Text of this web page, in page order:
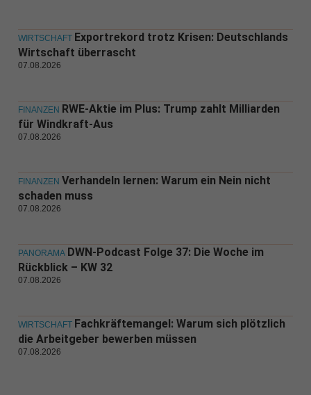
WIRTSCHAFT Exportrekord trotz Krisen: Deutschlands
Wirtschaft überrascht
07.08.2026
FINANZEN RWE-Aktie im Plus: Trump zahlt Milliarden
für Windkraft-Aus
07.08.2026
FINANZEN Verhandeln lernen: Warum ein Nein nicht
schaden muss
07.08.2026
PANORAMA DWN-Podcast Folge 37: Die Woche im
Rückblick – KW 32
07.08.2026
WIRTSCHAFT Fachkräftemangel: Warum sich plötzlich
die Arbeitgeber bewerben müssen
07.08.2026